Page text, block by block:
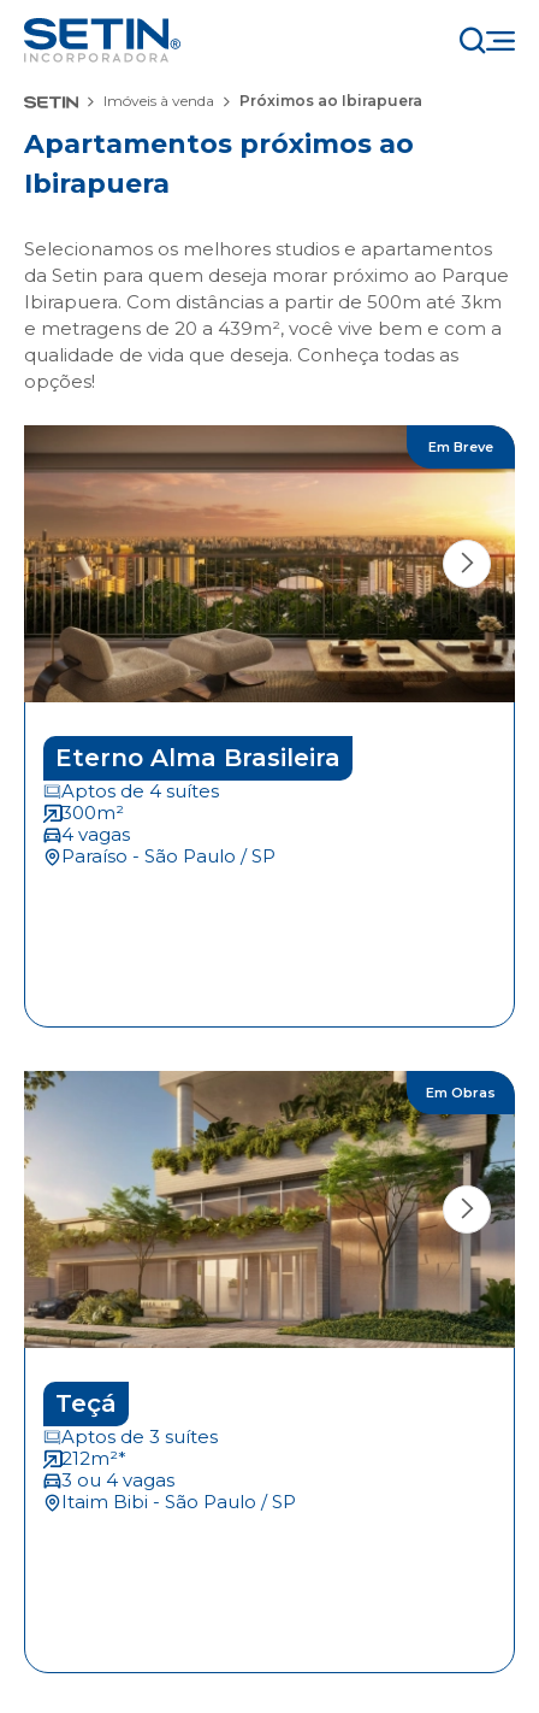
Imóveis à venda Próximos ao Ibirapuera
Apartamentos próximos ao
Ibirapuera
Selecionamos os melhores studios e apartamentos
da Setin para quem deseja morar próximo ao Parque
Ibirapuera. Com distâncias a partir de 500m até 3km
e metragens de 20 a 439m², você vive bem e com a
qualidade de vida que deseja. Conheça todas as
opções!
Em Breve
Eterno Alma Brasileira
Aptos de 4 suítes
300m²
4 vagas
Paraíso - São Paulo / SP
Em Obras
Teçá
Aptos de 3 suítes
212m²*
3 ou 4 vagas
Itaim Bibi - São Paulo / SP